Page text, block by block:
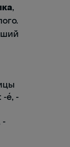
,
-é, -
-